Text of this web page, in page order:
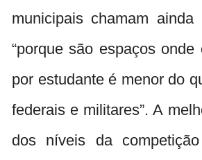
municipais chamam ainda
“porque são espaços onde
por estudante é menor do
federais e militares”. A
dos níveis da